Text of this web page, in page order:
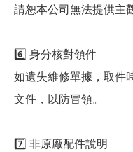
請恕本公司無法提供主
6️⃣ 身分核對領件
如遺失維修單據，取件
文件，以防冒領。
7️⃣ 非原廠配件說明